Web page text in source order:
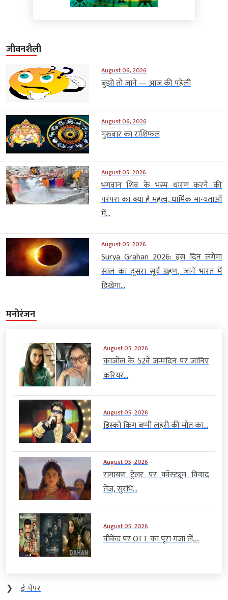
जीवनशैली
August 06, 2026
बुझो तो जाने — आज की पहेली
August 06, 2026
गुरुवार का राशिफल
August 05, 2026
भगवान शिव के भस्म धारण करने की
परंपरा का क्या है महत्व, धार्मिक मान्यताओं
में...
August 05, 2026
Surya Grahan 2026: इस दिन लगेगा
साल का दूसरा सूर्य ग्रहण, जानें भारत में
दिखेगा...
मनोरंजन
August 05, 2026
काजोल के 52वें जन्मदिन पर जानिए
करियर...
August 05, 2026
डिस्को किंग बप्पी लहरी की मौत का...
August 05, 2026
रामायण ट्रेलर पर कॉस्ट्यूम विवाद
तेज, सुरभि...
August 05, 2026
वीकेंड पर OTT का पूरा मजा लें,...
❯
ई-पेपर